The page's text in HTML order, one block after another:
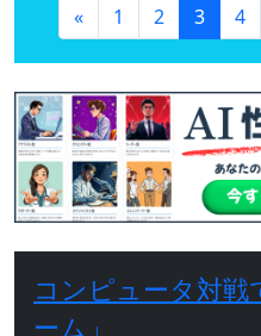
« 1 2 3 4
コンピュータ対
ーム」